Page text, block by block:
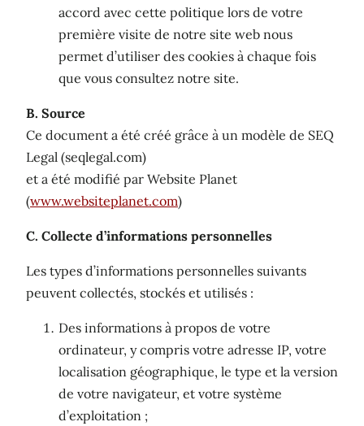
accord avec cette politique lors de votre
première visite de notre site web nous
permet d’utiliser des cookies à chaque fois
que vous consultez notre site.
B. Source
Ce document a été créé grâce à un modèle de SEQ
Legal (seqlegal.com)
et a été modifié par Website Planet
(www.websiteplanet.com)
C. Collecte d’informations personnelles
Les types d’informations personnelles suivants
peuvent collectés, stockés et utilisés :
Des informations à propos de votre
ordinateur, y compris votre adresse IP, votre
localisation géographique, le type et la version
de votre navigateur, et votre système
d’exploitation ;